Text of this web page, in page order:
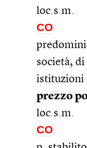
loc.s.m.
CO
società, di
istituzioni
prezzo
loc.s.m.
CO